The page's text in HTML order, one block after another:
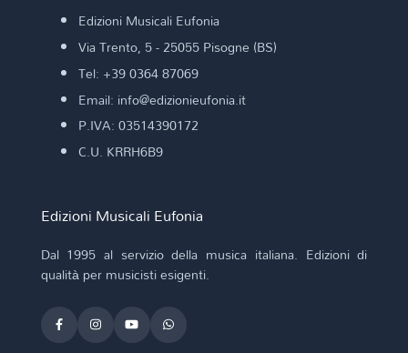
Edizioni Musicali Eufonia
Via Trento, 5 - 25055 Pisogne (BS)
Tel: +39 0364 87069
Email: info@edizionieufonia.it
P.IVA: 03514390172
C.U. KRRH6B9
Edizioni Musicali Eufonia
Dal 1995 al servizio della musica italiana. Edizioni di
qualità per musicisti esigenti.